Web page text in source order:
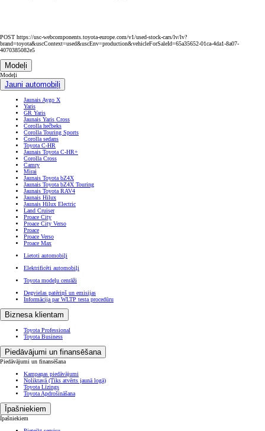
POST https://usc-webcomponents.toyota-europe.com/v1/used-stock-cars/lv/lv?
brand=toyota&uscContext=used&uscEnv=production&vehicleForSaleId=65a35652-01ca-4da1-8a07-
4070385082e5
Modeļi
Modeļi
Jauni automobiļi
Jaunais Aygo X
Yaris
GR Yaris
Jaunais Yaris Cross
Corolla hečbeks
Corolla Touring Sports
Corolla sedans
Toyota C-HR
Jaunais Toyota C-HR+
Corolla Cross
Camry
Mirai
Jaunais Toyota bZ4X
Jaunais Toyota bZ4X Touring
Jaunais Toyota RAV4
Jaunais Hilux
Jaunais Hilux Electric
Land Cruiser
Proace City
Proace City Verso
Proace
Proace Verso
Proace Max
Lietoti automobiļi
Elektrificēti automobiļi
Toyota modeļu cenrāži
Degvielas patēriņš un emisijas
Informācija par WLTP testa procedūru
Biznesa klientam
Toyota Professional
Toyota Business
Piedāvājumi un finansēšana
Piedāvājumi un finansēšana
Kampaņas piedāvājumi
Noliktavā (Tiks atvērts jaunā logā)
Toyota Līzings
Toyota Apdrošināšana
Īpašniekiem
Īpašniekiem